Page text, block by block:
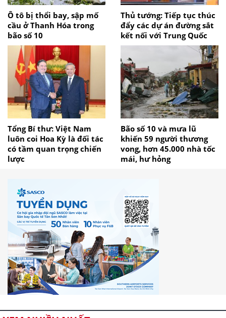
Ô tô bị thổi bay, sập mố
cầu ở Thanh Hóa trong
bão số 10
Thủ tướng: Tiếp tục thúc
đẩy các dự án đường sắt
kết nối với Trung Quốc
Tổng Bí thư: Việt Nam
luôn coi Hoa Kỳ là đối tác
có tầm quan trọng chiến
lược
Bão số 10 và mưa lũ
khiến 59 người thương
vong, hơn 45.000 nhà tốc
mái, hư hỏng